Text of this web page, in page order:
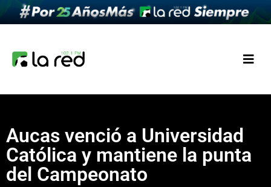
Aucas venció a Universidad
Católica y mantiene la punta
del Campeonato